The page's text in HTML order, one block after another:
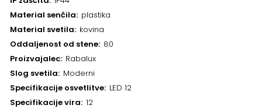
Material senčila plastika
Material svetila kovina
Oddaljenost od stene 80
Proizvajalec Rabalux
Slog svetila Moderni
Specifikacije osvetlitve LED 12
Specifikacije vira 12